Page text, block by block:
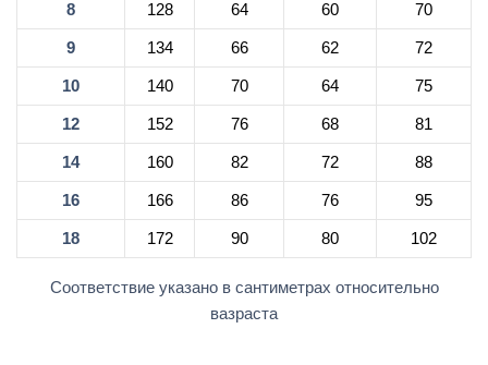
8 128 64 60 70
9 134 66 62 72
10 140 70 64 75
12 152 76 68 81
14 160 82 72 88
16 166 86 76 95
18 172 90 80 102
Соответствие указано в сантиметрах относительно
вазраста